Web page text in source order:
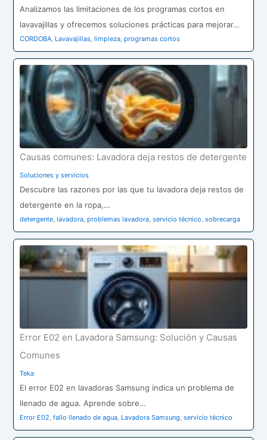
Analizamos las limitaciones de los programas cortos en
lavavajillas y ofrecemos soluciones prácticas para mejorar…
CORDOBA, Lavavajillas,limpieza,programas cortos
Causas comunes: Lavadora deja restos de detergente
Soluciones y servicios
Descubre las razones por las que tu lavadora deja restos de
detergente en la ropa,…
detergente,lavadora,problemas lavadora,servicio técnico,sobrecarga
Error E02 en Lavadora Samsung: Solución y Causas
Comunes
Teka
El error E02 en lavadoras Samsung indica un problema de
llenado de agua. Aprende sobre…
Error E02,fallo llenado de agua, Lavadora Samsung,servicio técnico